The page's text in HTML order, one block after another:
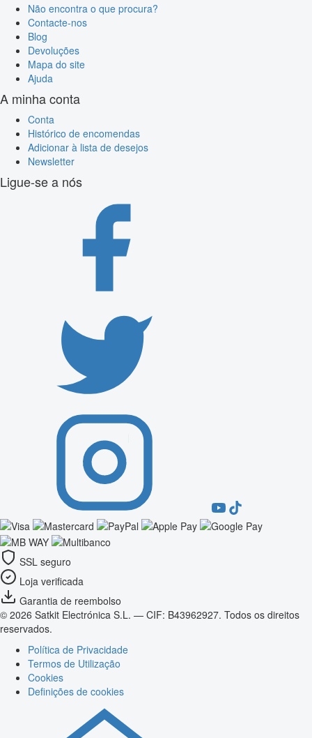
Não encontra o que procura?
Contacte-nos
Blog
Devoluções
Mapa do site
Ajuda
A minha conta
Conta
Histórico de encomendas
Adicionar à lista de desejos
Newsletter
Ligue-se a nós
SSL seguro
Loja verificada
Garantia de reembolso
© 2026 Satkit Electrónica S.L. — CIF: B43962927. Todos os direitos
reservados.
Política de Privacidade
Termos de Utilização
Cookies
Definições de cookies